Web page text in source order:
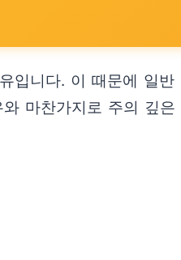
입니다. 이 때문에 일
마찬가지로 주의 깊